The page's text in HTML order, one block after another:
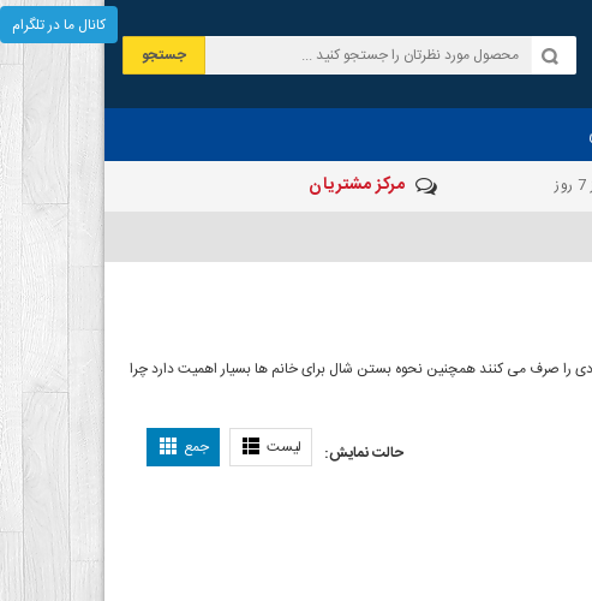
جستجو
مرکز مشتریان
را صرف می کنند همچنین نحوه بستن شال برای خانم ها بسیار اهمیت دارد چرا
حالت نمایش: لیست جمع
کانال ما در تلگرام